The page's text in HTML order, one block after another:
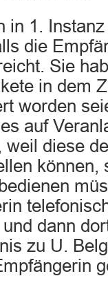
in 1.
die
Sie
in dem
worden
auf
weil diese
können,
dann
zu U.